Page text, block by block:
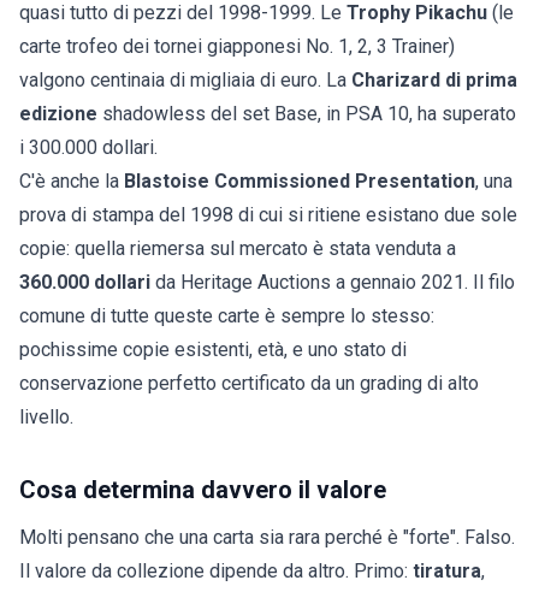
quasi tutto di pezzi del 1998-1999. Le Trophy Pikachu (le
carte trofeo dei tornei giapponesi No. 1, 2, 3 Trainer)
valgono centinaia di migliaia di euro. La Charizard di prima
edizione shadowless del set Base, in PSA 10, ha superato
i 300.000 dollari.
C'è anche la Blastoise Commissioned Presentation, una
prova di stampa del 1998 di cui si ritiene esistano due sole
copie: quella riemersa sul mercato è stata venduta a
360.000 dollari da Heritage Auctions a gennaio 2021. Il filo
comune di tutte queste carte è sempre lo stesso:
pochissime copie esistenti, età, e uno stato di
conservazione perfetto certificato da un grading di alto
livello.
Cosa determina davvero il valore
Molti pensano che una carta sia rara perché è "forte". Falso.
Il valore da collezione dipende da altro. Primo: tiratura,